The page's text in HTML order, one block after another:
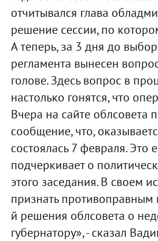
отчитывался глава
решение сессии, по
А теперь, за 3 дня до
регламента вынесен
голове. Здесь вопрос в
настолько гонятся, что
Вчера на сайте облсовета
сообщение, что,
состоялась 7 февраля. Это
подчеркивает о
этого заседания. В своем
признать противоправным
й решения облсовета о
губернатору», - сказал